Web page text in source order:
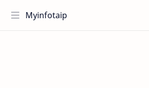
Myinfotaip